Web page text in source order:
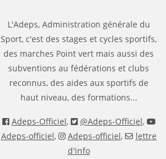
L'Adeps, Administration générale du
Sport, c'est des stages et cycles sportifs,
des marches Point vert mais aussi des
subventions au fédérations et clubs
reconnus, des aides aux sportifs de
haut niveau, des formations...
Adeps-Officiel, @Adeps-Officiel,
Adeps-officiel, Adeps-officiel,
lettre
d'info